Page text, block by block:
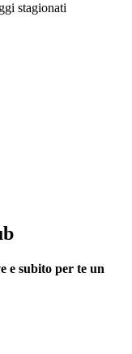
stagionati
e subito per te un